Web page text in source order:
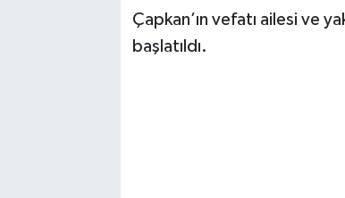
Çapkan’ın vefatı ailesi ve
başlatıldı.